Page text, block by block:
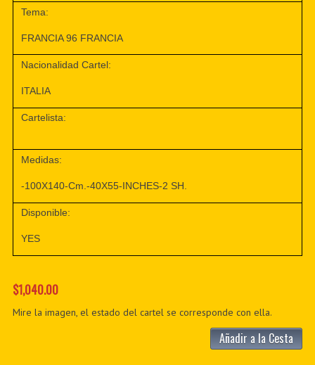
Tema:
FRANCIA 96 FRANCIA
Nacionalidad Cartel:
ITALIA
Cartelista:
Medidas:
-100X140-Cm.-40X55-INCHES-2 SH.
Disponible:
YES
$1,040.00
Mire la imagen, el estado del cartel se corresponde con ella.
Añadir a la Cesta